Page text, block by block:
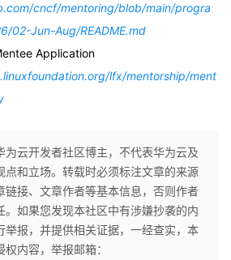
cncf/mentoring/blob/main/progra
02-Jun-Aug/README.md
Application
lfx/mentorship/ment
为云开发者社区博主，不代表华为云及
点和立场。转载时必须标注文章的来源
链接、文章作者等基本信息，否则作者
。如果您发现本社区中有涉嫌抄袭的内
举报，并提供相关证据，一经查实，本
内容，举报邮箱：